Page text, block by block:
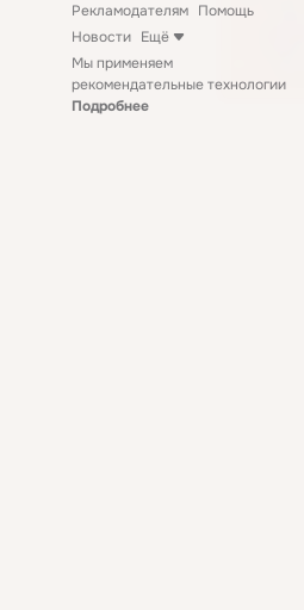
Рекламодателям Помощь
Новости Ещё
Мы применяем
рекомендательные технологии
Подробнее